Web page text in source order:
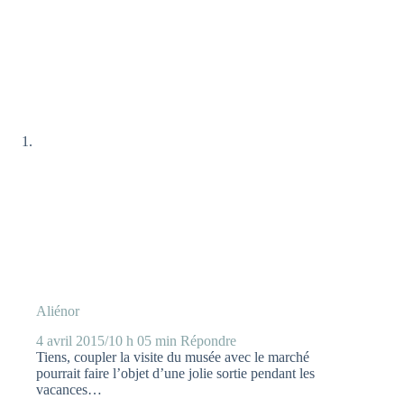
Aliénor
4 avril 2015/10 h 05 min Répondre
Tiens, coupler la visite du musée avec le marché
pourrait faire l’objet d’une jolie sortie pendant les
vacances…